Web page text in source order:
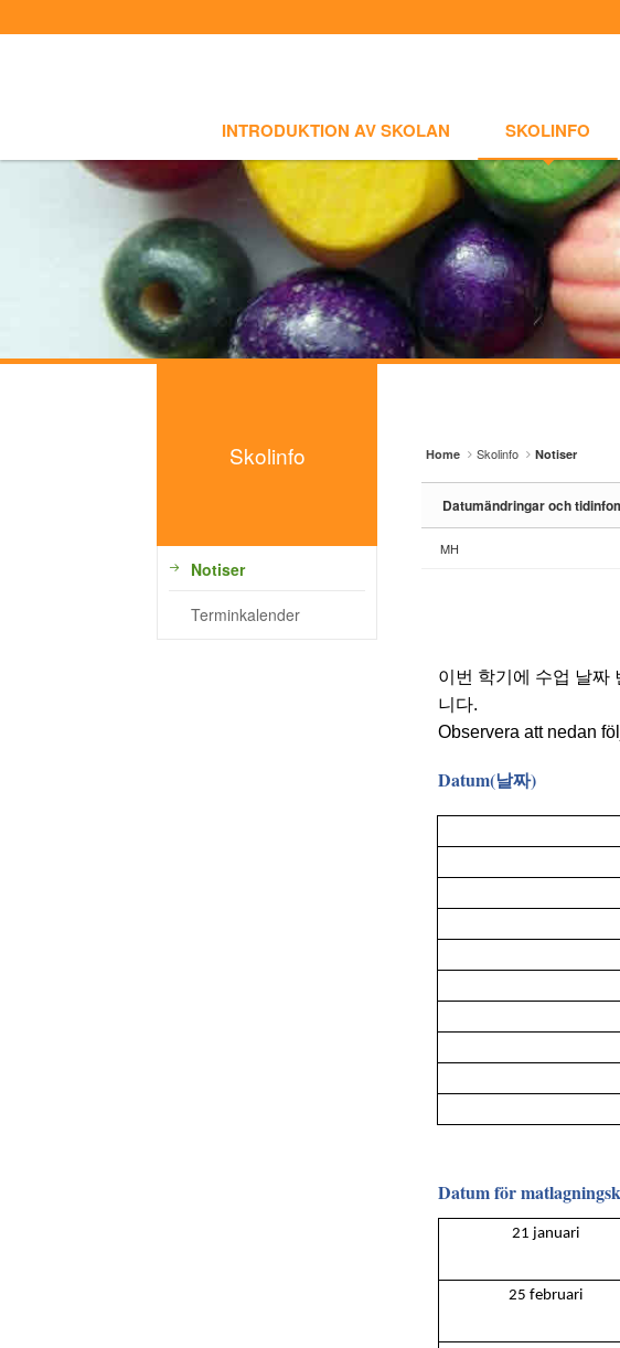
INTRODUKTION AV SKOLAN SKOLINFO
Skolinfo
Notiser
Terminkalender
Home Skolinfo Notiser
Datumändringar och
MH
이번 학기에 수업 날짜
니다.
Observera att nedan
Datum(날짜)
Datum för
21 januari
25 februari
Skolinfo
- Terminkalender
Photoalbum
Sketchbook5, 스케치북5
Sketchbook5, 스케치북5